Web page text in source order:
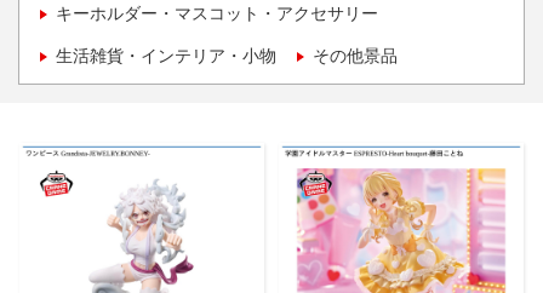
キーホルダー・マスコット・アクセサリー
生活雑貨・インテリア・小物 その他景品